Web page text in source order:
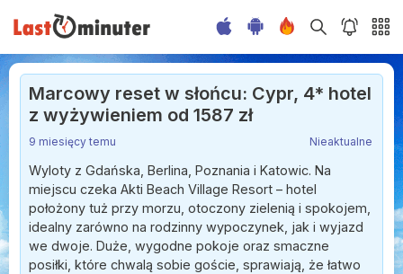
Marcowy reset w słońcu: Cypr, 4* hotel
z wyżywieniem od 1587 zł
9 miesięcy temu Nieaktualne
Wyloty z Gdańska, Berlina, Poznania i Katowic. Na
miejscu czeka Akti Beach Village Resort – hotel
położony tuż przy morzu, otoczony zielenią i spokojem,
idealny zarówno na rodzinny wypoczynek, jak i wyjazd
we dwoje. Duże, wygodne pokoje oraz smaczne
posiłki, które chwalą sobie goście, sprawiają, że łatwo